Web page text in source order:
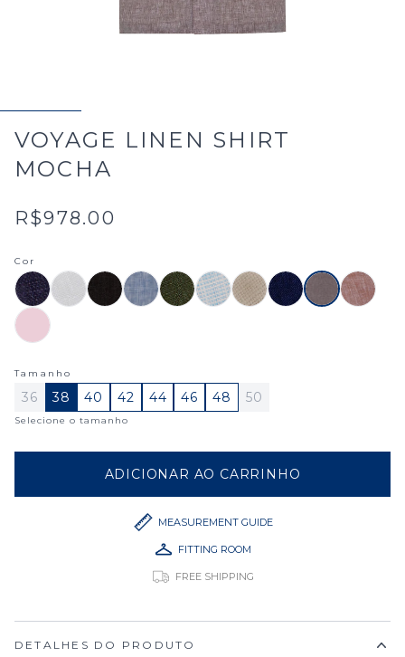
VOYAGE LINEN SHIRT
MOCHA
R$978.00
Cor
Tamanho
36 38 40 42 44 46 48 50
Selecione o tamanho
ADICIONAR AO CARRINHO
MEASUREMENT GUIDE
FITTING ROOM
FREE SHIPPING
DETALHES DO PRODUTO